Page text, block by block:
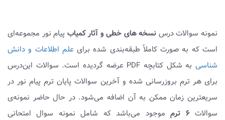
نمونه سوالات درس نسخه های خطی و آثار کمیاب پیام نور مجموعه‌ای
است که به صورت کاملاً طبقه‌بندی شده برای علم اطلاعات و دانش
شناسی
به شکل کتابچه PDF عرضه گردیده است. سوالات این‌درس
برای هر ترم بروزرسانی شده و آخرین سوالات پایان ترم پیام نور در
سریعترین زمان ممکن به آن اضافه می‌شود. در حال حاضر نمونه‌ی
سوالات۶ ترم
موجود می‌باشد که شامل نمونه سوال امتحانی